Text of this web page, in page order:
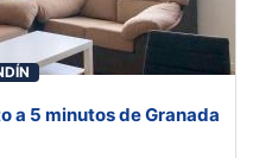
a 5 minutos de Granada